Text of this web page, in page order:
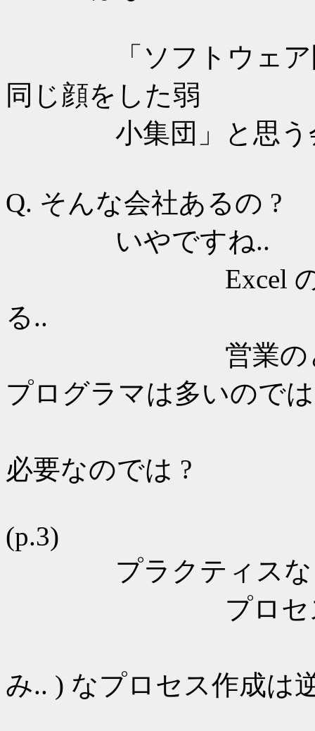
「ソフトウェア開
同じ顔をした弱
小集団」と思う会
Q. そんな会社あるの
いやですね..
Excel の結果を
る..
営業のとって
プログラマは多いので
必要なのでは ?
(p.3)
プラクティスなし
プロセスマネ
み.. ) なプロセス作成は